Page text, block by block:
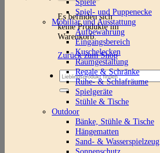
Es befinden sich
keine Produkte im
Warenkorb.
Zurück zum Shop
Suchen
nach:
Spiel- und Puppenecke
Mobiliar und Ausstattung
Aufbewahrung
Eingangsbereich
Kuschelecken
Raumgestaltung
Regale & Schränke
Ruhe- & Schlafräume
Spielgeräte
Stühle & Tische
Outdoor
Bänke, Stühle & Tische
Hängematten
Sand- & Wasserspielzeug